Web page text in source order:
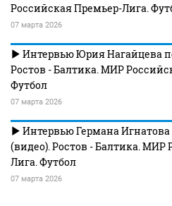
Российская Премьер-Лига.
07 марта 2026
Интервью Юрия Нагайцева
Ростов - Балтика. МИР
Футбол
07 марта 2026
Интервью Германа
(видео). Ростов - Балтика. МИР
Лига. Футбол
07 марта 2026